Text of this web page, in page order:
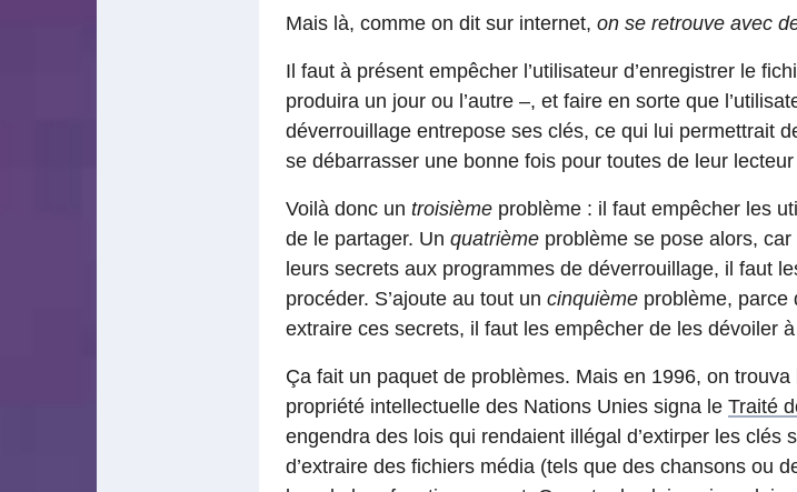
Mais là, comme on dit sur internet, on se retrouve avec
Il faut à présent empêcher l’utilisateur d’enregistrer le
produira un jour ou l’autre –, et faire en sorte que
déverrouillage entrepose ses clés, ce qui lui permettrait
se débarrasser une bonne fois pour toutes de leur
Voilà donc un troisièmeproblème : il faut empêcher les
de le partager. Un quatrièmeproblème se pose alors,
leurs secrets aux programmes de déverrouillage, il faut
procéder. S’ajoute au tout un cinquièmeproblème, parce
extraire ces secrets, il faut les empêcher de les dévoiler à
Ça fait un paquet de problèmes. Mais en 1996, on
propriété intellectuelle des Nations Unies signa le Traité
engendra des lois qui rendaient illégal d’extirper les
d’extraire des fichiers média (tels que des chansons ou